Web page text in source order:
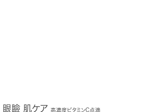
眼瞼 肌ケア 高濃度ビタミンC点滴